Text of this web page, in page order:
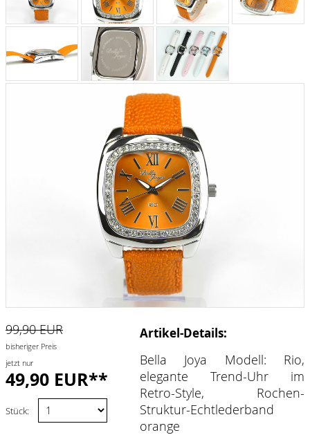
99,90 EUR
bisheriger Preis
jetzt nur
49,90 EUR**
Stück:
Artikel-Details:
Bella Joya Modell: Rio,
elegante Trend-Uhr im
Retro-Style, Rochen-
Struktur-Echtlederband
orange